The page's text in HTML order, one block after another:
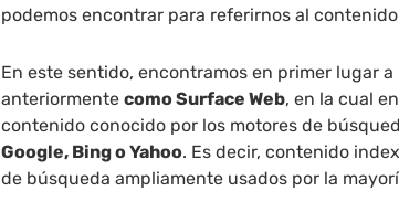
podemos encontrar para referirnos al
En este sentido, encontramos en primer lugar a
anteriormentecomo Surface Web, en la cual
contenido conocido por los motores de
Google, Bing o Yahoo. Es decir, contenido
de búsqueda ampliamente usados por la